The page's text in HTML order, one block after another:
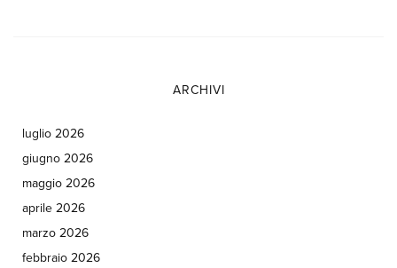
ARCHIVI
luglio 2026
giugno 2026
maggio 2026
aprile 2026
marzo 2026
febbraio 2026